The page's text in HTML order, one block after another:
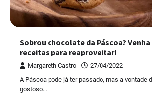
Sobrou chocolate da Páscoa?
receitas para reaproveitar!
Margareth Castro
27/04/2022
A Páscoa pode já ter passado, mas a vontade
gostoso…